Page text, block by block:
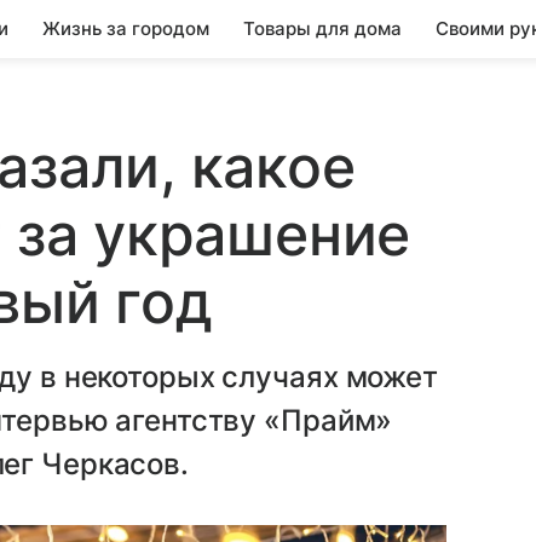
Жизнь за городом Товары для дома Своими
какое
за украшение
год
в некоторых случаях может
агентству «Прайм»
Черкасов.